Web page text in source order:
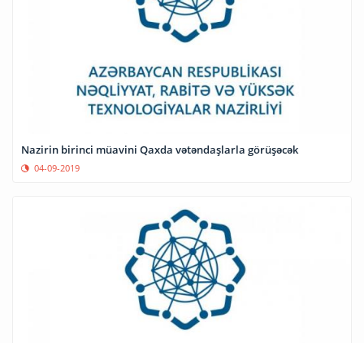
Nazirin birinci müavini Qaxda vətəndaşlarla görüşəcək
04-09-2019